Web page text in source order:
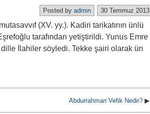
30 Temmuz 2013
Posted by admin
(XV. yy.). Kadiri tarikatının ünlü
tarafından yetiştirildi. Yunus Emre
İlahiler söyledi. Tekke şairi olarak ün
Abdurrahman Vefik Nedir? ▶